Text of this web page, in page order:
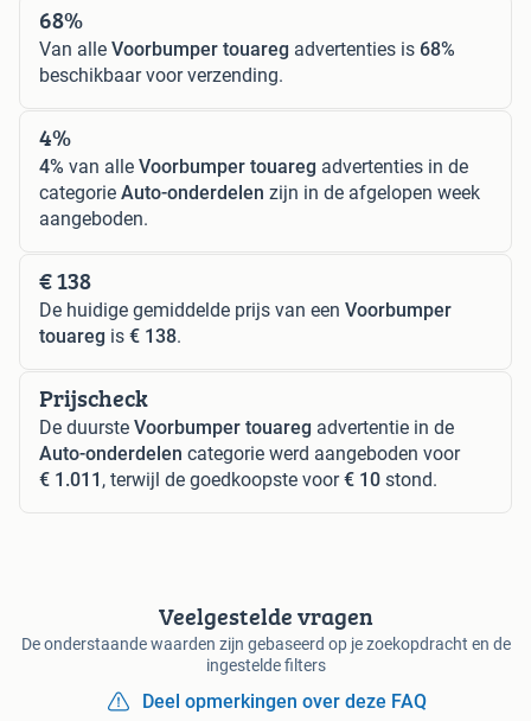
68%
Van alle Voorbumper touareg advertenties is 68%
beschikbaar voor verzending.
4%
4% van alle Voorbumper touareg advertenties in de
categorie Auto-onderdelen zijn in de afgelopen week
aangeboden.
€ 138
De huidige gemiddelde prijs van een Voorbumper
touareg is € 138.
Prijscheck
De duurste Voorbumper touareg advertentie in de
Auto-onderdelen categorie werd aangeboden voor
€ 1.011 , terwijl de goedkoopste voor€ 10 stond.
Veelgestelde vragen
De onderstaande waarden zijn gebaseerd op je zoekopdracht en de
ingestelde filters
Deel opmerkingen over deze FAQ